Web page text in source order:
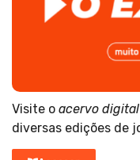
Visite o acervo digital
diversas edições de